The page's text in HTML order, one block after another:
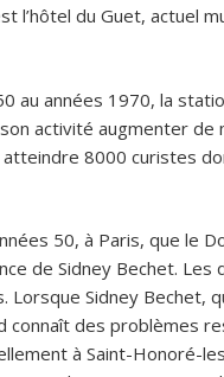
l’hôtel du Guet, actuel
au années 1970, la
activité augmenter de
8000 curistes
50, à Paris, que le
de Sidney Bechet. Les
Lorsque Sidney Bechet,
connaît des problèmes
à Saint-Honoré-